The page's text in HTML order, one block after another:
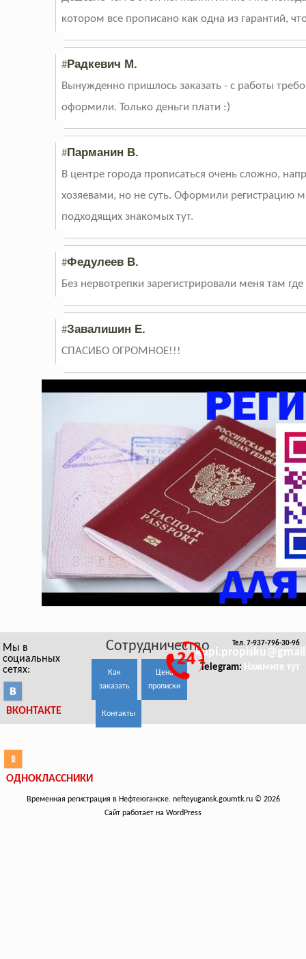
котором все прописано как одна из гарантий,
#Радкевич М.
Вынужденно пришлось заказать - с работы
оформили. Только деньги плати :)
#Парманин В.
В центре города прописаться очень сложно,
хозяевами, но не суть. Оформили регистрацию
подходящих знакомых тут.
#Федулеев В.
Без нервотрепки зарегистрировали меня там
#Завалишин Е.
СПАСИБО ОГРОМНОЕ!!!
Мы в
социальных
сетях:
ВКОНТАКТЕ
ОДНОКЛАССНИКИ
Сотрудничество
Как
заказать
Цена
прописки
Контакты
Тел. 7-937-796-30-96
Telegram: Нажмите тут
Временная регистрация в Нефтеюганске. nefteyugansk.goumtk.ru © 2026
Сайт работает на WordPress